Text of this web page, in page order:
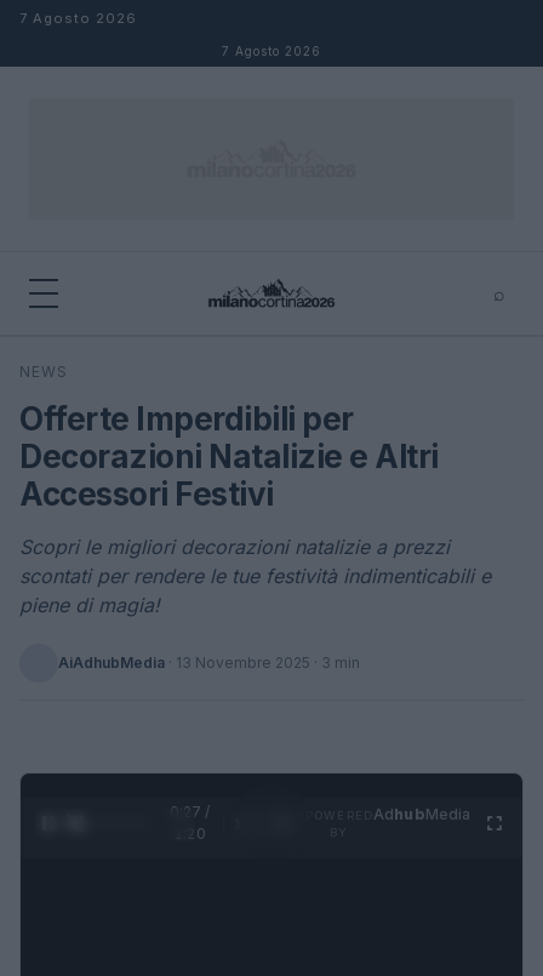
Salta al contenuto
7 Agosto 2026
7 Agosto 2026
⌕
Cerca
NEWS
Offerte Imperdibili per
Decorazioni Natalizie e Altri
Accessori Festivi
Scopri le migliori decorazioni natalizie a prezzi
scontati per rendere le tue festività indimenticabili e
piene di magia!
AiAdhubMedia · 13 Novembre 2025 · 3 min
0:28 /
1:20
AdhubMedia